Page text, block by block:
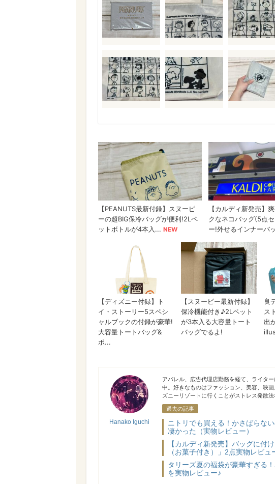
Hanako Iguchi
Hanako Iguchi
アパレル、広告代理店勤務を経て、ライタ
中。好きなものはファッション、美容、映
ズニーリゾートに行くことがストレス発散法
過去の記事
ニトリでも買える！かさばらな
凄かった（実物レビュー）
【カルディ新発売】バッグに付
（お菓子付き）」2点実物レビュ
タリーズ夏の福袋が豪華すぎる
を実物レビュー♪